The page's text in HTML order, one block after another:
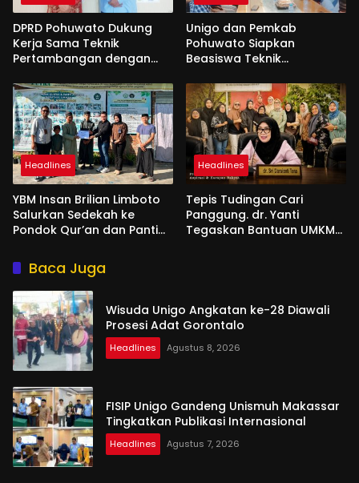
DPRD Pohuwato Dukung
Kerja Sama Teknik
Pertambangan dengan
Unigo dan Pemkab
Pohuwato Siapkan
Beasiswa Teknik
Headlines
YBM Insan Brilian Limboto
Salurkan Sedekah ke
Pondok Qur’an dan Panti
Headlines
Tepis Tudingan Cari
Panggung. dr. Yanti
Tegaskan Bantuan UMKM
Baca Juga
Wisuda Unigo Angkatan ke-28 Diawali
Prosesi Adat Gorontalo
Headlines Agustus 8, 2026
FISIP Unigo Gandeng Unismuh Makassar
Tingkatkan Publikasi Internasional
Headlines Agustus 7, 2026